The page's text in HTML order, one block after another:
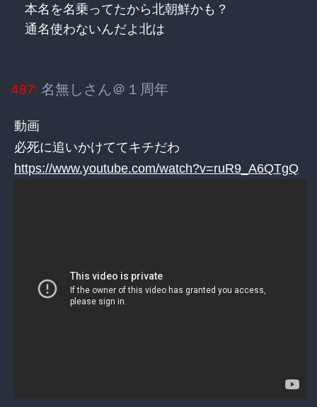
本名を名乗ってたから北朝鮮かも？
通名使わないんだよ北は
487: 名無しさん＠１周年
動画
必死に追いかけててキチだわ
https://www.youtube.com/watch?v=ruR9_A6QTgQ